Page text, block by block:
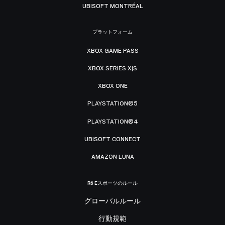
UBISOFT MONTRÉAL
プラットフォーム
XBOX GAME PASS
XBOX SERIES X|S
XBOX ONE
PLAYSTATION®5
PLAYSTATION®4
UBISOFT CONNECT
AMAZON LUNA
R6 Eスポーツのルール
グローバルルール
行動規範